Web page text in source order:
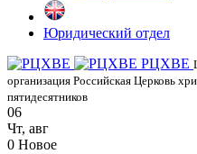
Юридический отдел
РЦХВЕ
организация Российская Церковь
пятидесятников
06
Чт, авг
0 Новое